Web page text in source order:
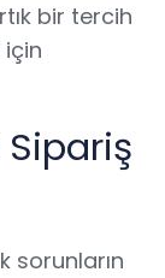
bir tercih
Sipariş
sorunların